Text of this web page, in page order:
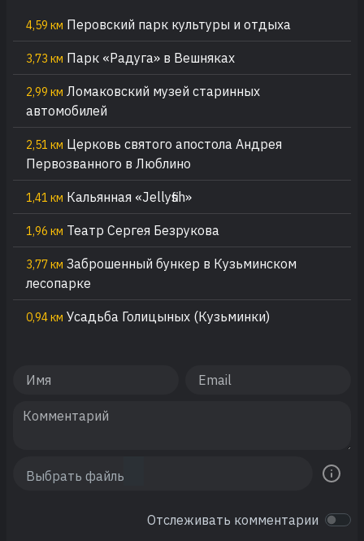
4,59 км Перовский парк культуры и отдыха
3,73 км Парк «Радуга» в Вешняках
2,99 км Ломаковский музей старинных
автомобилей
2,51 км Церковь святого апостола Андрея
Первозванного в Люблино
1,41 км Кальянная «Jellyfish»
1,96 км Театр Сергея Безрукова
3,77 км Заброшенный бункер в Кузьминском
лесопарке
0,94 км Усадьба Голицыных (Кузьминки)
Отслеживать комментарии